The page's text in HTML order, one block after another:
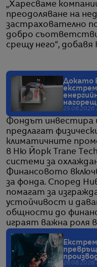
„Харесваме
преодоляване на
застрахователно
добро
срещу него“, добавя
Докато
25.06.2026
Фондът инвестира
предлагат
климатичните
в Ню Йорк Trane
системи за
Финансовото
за фонда. Според
помагат за
устойчивост и
общности до
играят важна роля
26.06.2026